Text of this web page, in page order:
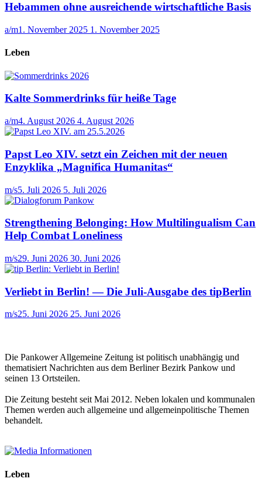
Hebammen ohne ausreichende wirtschaftliche Basis
a/m1. November 2025 1. November 2025
Leben
Kalte Sommerdrinks für heiße Tage
a/m4. August 2026 4. August 2026
Papst Leo XIV. setzt ein Zeichen mit der neuen
Enzyklika „Magnifica Humanitas“
m/s5. Juli 2026 5. Juli 2026
Strengthening Belonging: How Multilingualism Can
Help Combat Loneliness
m/s29. Juni 2026 30. Juni 2026
Verliebt in Berlin! — Die Juli-Ausgabe des tipBerlin
m/s25. Juni 2026 25. Juni 2026
Die Pankower Allgemeine Zeitung ist politisch unabhängig und
thematisiert Nachrichten aus dem Berliner Bezirk Pankow und
seinen 13 Ortsteilen.
Die Zeitung besteht seit Mai 2012. Neben lokalen und kommunalen
Themen werden auch allgemeine und allgemeinpolitische Themen
behandelt.
Leben